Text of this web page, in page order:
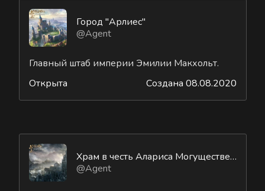
Город "Арлиес"
@Agent
Главный штаб империи Эмилии Макхольт.
Открыта
Создана 08.08.2020
Храм в честь Алариса Могущественного
@Agent